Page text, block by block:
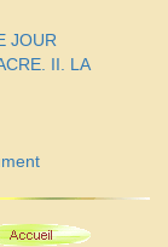
JOUR
II. LA